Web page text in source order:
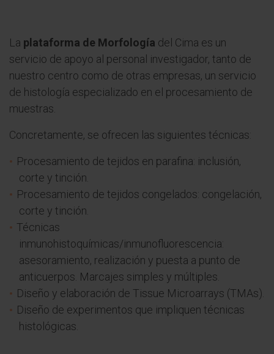
La plataforma de Morfología del Cima es un
servicio de apoyo al personal investigador, tanto de
nuestro centro como de otras empresas, un servicio
de histología especializado en el procesamiento de
muestras.
Concretamente, se ofrecen las siguientes técnicas:
Procesamiento de tejidos en parafina: inclusión,
corte y tinción.
Procesamiento de tejidos congelados: congelación,
corte y tinción.
Técnicas
inmunohistoquímicas/inmunofluorescencia:
asesoramiento, realización y puesta a punto de
anticuerpos. Marcajes simples y múltiples.
Diseño y elaboración de Tissue Microarrays (TMAs).
Diseño de experimentos que impliquen técnicas
histológicas.